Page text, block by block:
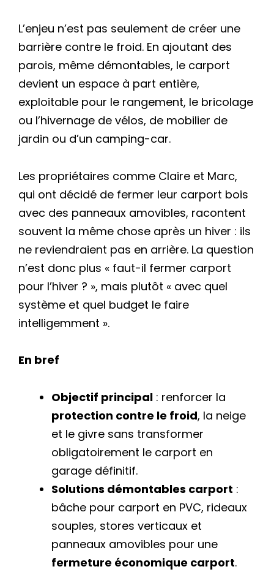
L’enjeu n’est pas seulement de créer une
barrière contre le froid. En ajoutant des
parois, même démontables, le carport
devient un espace à part entière,
exploitable pour le rangement, le bricolage
ou l’hivernage de vélos, de mobilier de
jardin ou d’un camping-car.
Les propriétaires comme Claire et Marc,
qui ont décidé de fermer leur carport bois
avec des panneaux amovibles, racontent
souvent la même chose après un hiver : ils
ne reviendraient pas en arrière. La question
n’est donc plus « faut-il fermer carport
pour l’hiver ? », mais plutôt « avec quel
système et quel budget le faire
intelligemment ».
En bref
Objectif principal : renforcer la
protection contre le froid, la neige
et le givre sans transformer
obligatoirement le carport en
garage définitif.
Solutions démontables carport :
bâche pour carport en PVC, rideaux
souples, stores verticaux et
panneaux amovibles pour une
fermeture économique carport.